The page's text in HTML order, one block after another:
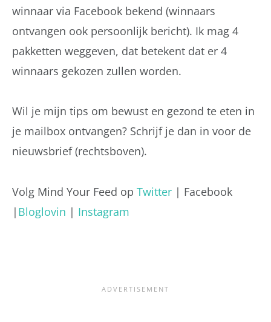
winnaar via Facebook bekend (winnaars
ontvangen ook persoonlijk bericht). Ik mag 4
pakketten weggeven, dat betekent dat er 4
winnaars gekozen zullen worden.
Wil je mijn tips om bewust en gezond te eten in
je mailbox ontvangen? Schrijf je dan in voor de
nieuwsbrief (rechtsboven).
Volg Mind Your Feed op Twitter | Facebook
| Bloglovin | Instagram